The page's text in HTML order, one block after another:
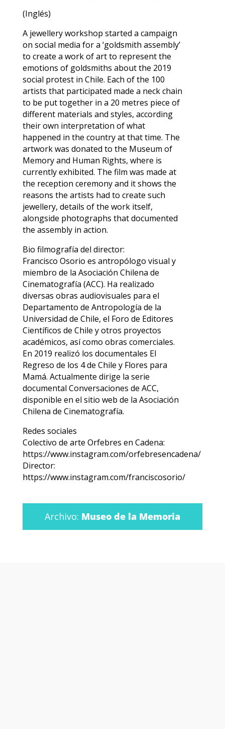
(Inglés)
A jewellery workshop started a campaign
on social media for a ‘goldsmith assembly’
to create a work of art to represent the
emotions of goldsmiths about the 2019
social protest in Chile. Each of the 100
artists that participated made a neck chain
to be put together in a 20 metres piece of
different materials and styles, according
their own interpretation of what
happened in the country at that time. The
artwork was donated to the Museum of
Memory and Human Rights, where is
currently exhibited. The film was made at
the reception ceremony and it shows the
reasons the artists had to create such
jewellery, details of the work itself,
alongside photographs that documented
the assembly in action.
Bio filmografía del director:
Francisco Osorio es antropólogo visual y
miembro de la Asociación Chilena de
Cinematografía (ACC). Ha realizado
diversas obras audiovisuales para el
Departamento de Antropología de la
Universidad de Chile, el Foro de Editores
Científicos de Chile y otros proyectos
académicos, así como obras comerciales.
En 2019 realizó los documentales El
Regreso de los 4 de Chile y Flores para
Mamá. Actualmente dirige la serie
documental Conversaciones de ACC,
disponible en el sitio web de la Asociación
Chilena de Cinematografía.
Redes sociales
Colectivo de arte Orfebres en Cadena:
https://www.instagram.com/orfebresencadena/
Director:
https://www.instagram.com/franciscosorio/
Archivo: Museo de la Memoria